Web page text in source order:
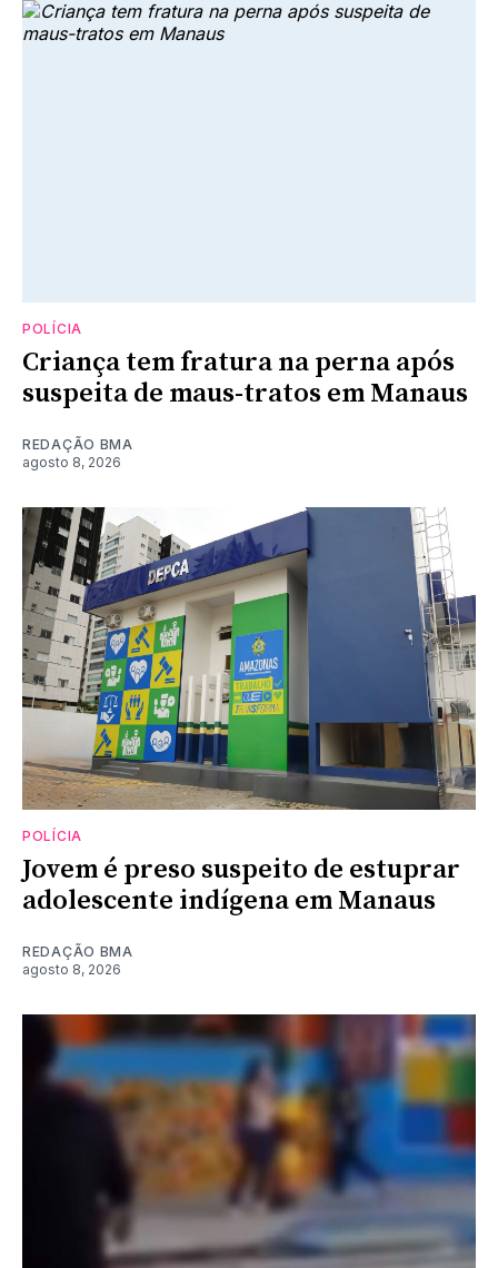
POLÍCIA
Criança tem fratura na perna após
suspeita de maus-tratos em Manaus
REDAÇÃO BMA
agosto 8, 2026
POLÍCIA
Jovem é preso suspeito de estuprar
adolescente indígena em Manaus
REDAÇÃO BMA
agosto 8, 2026